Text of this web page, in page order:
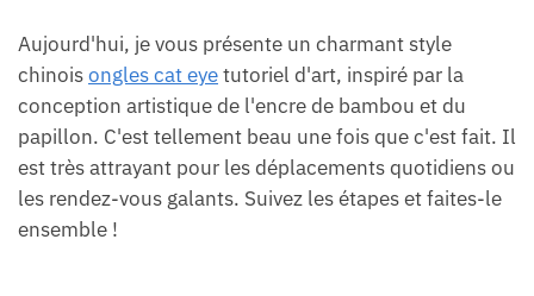
Aujourd'hui, je vous présente un charmant style
chinoisongles cat eyetutoriel d'art, inspiré par la
conception artistique de l'encre de bambou et du
papillon. C'est tellement beau une fois que c'est fait. Il
est très attrayant pour les déplacements quotidiens ou
les rendez-vous galants. Suivez les étapes et faites-le
ensemble !